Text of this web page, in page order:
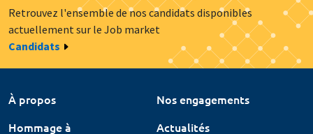
Retrouvez l'ensemble de nos candidats disponibles
actuellement sur le Job market
Candidats
À propos
Nos engagements
Hommage à
Actualités